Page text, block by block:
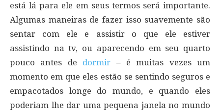
está lá para ele em seus termos será importante.
Algumas maneiras de fazer isso suavemente são
sentar com ele e assistir o que ele estiver
assistindo na tv, ou aparecendo em seu quarto
pouco antes de dormir – é muitas vezes um
momento em que eles estão se sentindo seguros e
empacotados longe do mundo, e quando eles
poderiam lhe dar uma pequena janela no mundo